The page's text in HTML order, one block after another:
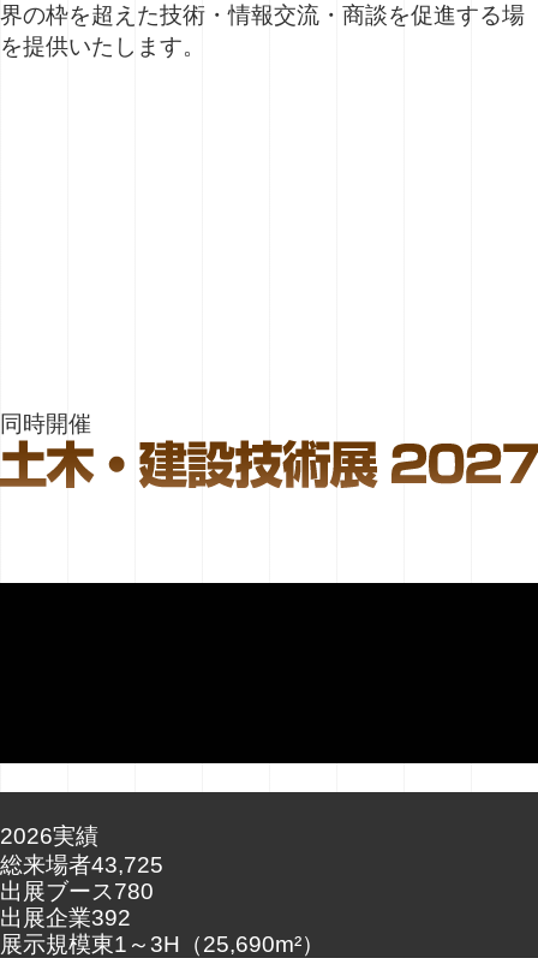
界の枠を超えた技術・情報交流・商談を促進する場
を提供いたします。
同時開催
2026実績
総来場者43,725
出展ブース780
出展企業392
展示規模東1～3H （25,690m²）